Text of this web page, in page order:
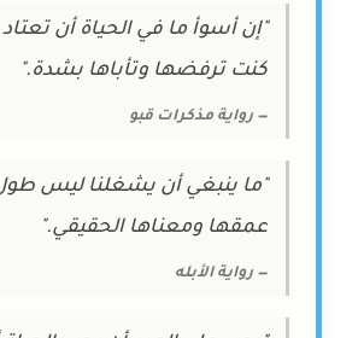
"إن أسوأ ما في الحياة أن
كنت ترفضها وتأباها بشدة."
— رواية مذكرات قبو
"ما ينبغي أن يشغلنا ليس طول
عمقها ومعناها الحقيقي."
— رواية الأبله